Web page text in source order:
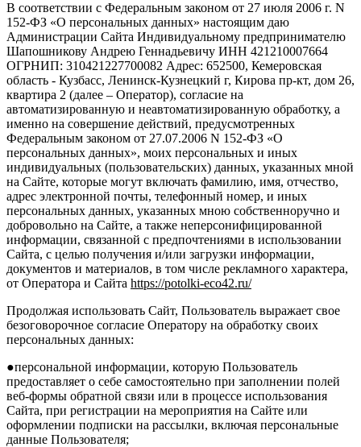
В соответствии с Федеральным законом от 27 июля 2006 г. N
152-ФЗ «О персональных данных» настоящим даю
Администрации Сайта Индивидуальному предпринимателю
Шапошникову Андрею Геннадьевичу ИНН 421210007664
ОГРНИП: 310421227700082 Адрес: 652500, Кемеровская
область - Кузбасс, Ленинск-Кузнецкий г, Кирова пр-кт, дом 26,
квартира 2 (далее – Оператор), согласие на
автоматизированную и неавтоматизированную обработку, а
именно на совершение действий, предусмотренных
Федеральным законом от 27.07.2006 N 152-ФЗ «О
персональных данных», моих персональных и иных
индивидуальных (пользовательских) данных, указанных мной
на Сайте, которые могут включать фамилию, имя, отчество,
адрес электронной почты, телефонный номер, и иных
персональных данных, указанных мною собственноручно и
добровольно на Сайте, а также неперсонифицированной
информации, связанной с предпочтениями в использовании
Сайта, с целью получения и/или загрузки информации,
документов и материалов, в том числе рекламного характера,
от Оператора и Сайта https://potolki-eco42.ru/
Продолжая использовать Сайт, Пользователь выражает свое
безоговорочное согласие Оператору на обработку своих
персональных данных:
●персональной информации, которую Пользователь
предоставляет о себе самостоятельно при заполнении полей
веб-формы обратной связи или в процессе использования
Сайта, при регистрации на мероприятия на Сайте или
оформлении подписки на рассылки, включая персональные
данные Пользователя;